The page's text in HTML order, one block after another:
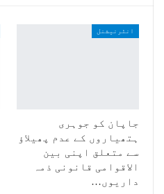
انٹرنیشنل
جاپان کو جوہری
ہتھیاروں کے عدم پھیلاؤ
سے متعلق اپنی بین
الاقوامی قانونی ذمہ
داریوں…